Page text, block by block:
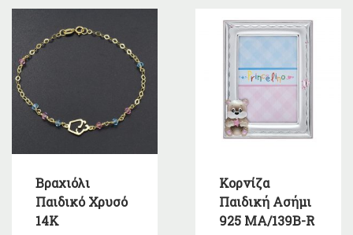
Βραχιόλι
Παιδικό Χρυσό
14Κ
Κορνίζα
Παιδική Ασήμι
925 MA/139B-R